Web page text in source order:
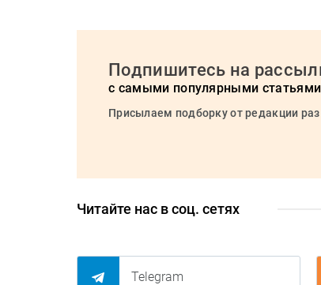
Подпишитесь на
с самыми популярными статьями
Присылаем подборку от редакции
Читайте нас в соц. сетях
Telegram